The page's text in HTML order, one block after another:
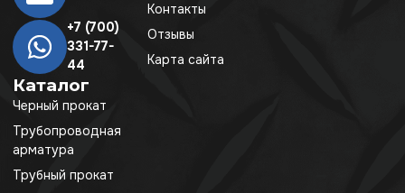
+7 (700)
331-77-
44
Каталог
Черный прокат
Трубопроводная
арматура
Трубный прокат
Контакты
Отзывы
Карта сайта